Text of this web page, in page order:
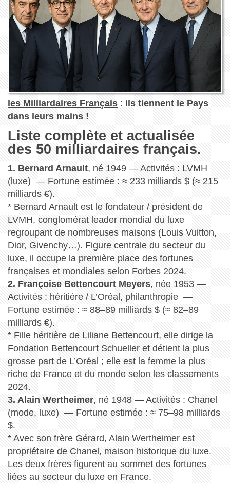
les Milliardaires Français: ils tiennent le Pays
dans leurs mains !
Liste complète et actualisée
des 50 milliardaires français.
1. Bernard Arnault, né 1949 — Activités : LVMH
(luxe) — Fortune estimée : ≈ 233 milliards $ (≈ 215
milliards €).
* Bernard Arnault est le fondateur / président de
LVMH, conglomérat leader mondial du luxe
regroupant de nombreuses maisons (Louis Vuitton,
Dior, Givenchy…). Figure centrale du secteur du
luxe, il occupe la première place des fortunes
françaises et mondiales selon Forbes 2024.
2. Françoise Bettencourt Meyers, née 1953 —
Activités : héritière / L’Oréal, philanthropie —
Fortune estimée : ≈ 88–89 milliards $ (≈ 82–89
milliards €).
* Fille héritière de Liliane Bettencourt, elle dirige la
Fondation Bettencourt Schueller et détient la plus
grosse part de L’Oréal ; elle est la femme la plus
riche de France et du monde selon les classements
2024.
3. Alain Wertheimer, né 1948 — Activités : Chanel
(mode, luxe) — Fortune estimée : ≈ 75–98 milliards
$.
* Avec son frère Gérard, Alain Wertheimer est
propriétaire de Chanel, maison historique du luxe.
Les deux frères figurent au sommet des fortunes
liées au secteur du luxe en France.